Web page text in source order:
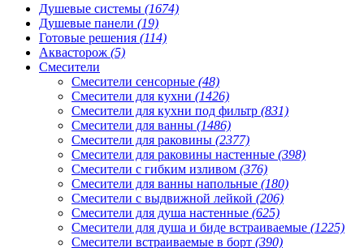
Душевые системы (1674)
Душевые панели (19)
Готовые решения (114)
Аквасторож (5)
Смесители
Смесители сенсорные (48)
Смесители для кухни (1426)
Смесители для кухни под фильтр (831)
Смесители для ванны (1486)
Смесители для раковины (2377)
Смесители для раковины настенные (398)
Смесители с гибким изливом (376)
Смесители для ванны напольные (180)
Смесители с выдвижной лейкой (206)
Смесители для душа настенные (625)
Смесители для душа и биде встраиваемые (1225)
Смесители встраиваемые в борт (390)